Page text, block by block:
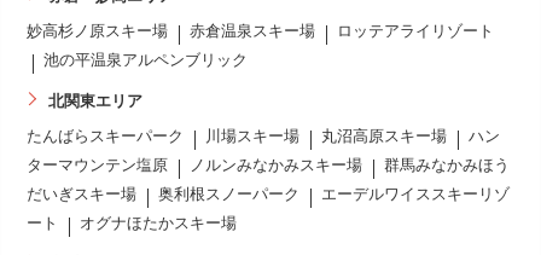
妙高杉ノ原スキー場 赤倉温泉スキー場
ロッテアライリゾート
池の平温泉アルペンブリック
北関東エリア
たんばらスキーパーク 川場スキー場 丸沼高原スキー場
ハン
ターマウンテン塩原
ノルンみなかみスキー場
群馬みなかみほう
だいぎスキー場
奥利根スノーパーク
エーデルワイススキーリゾ
ート
オグナほたかスキー場